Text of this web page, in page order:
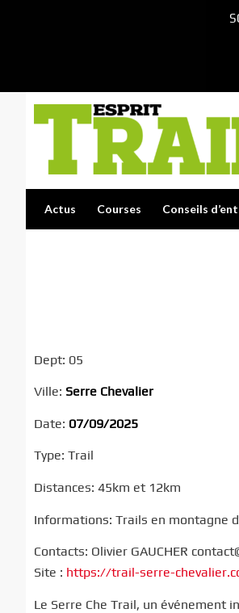
Actus Courses Conseils
Dept: 05
Ville: Serre Chevalier
Date: 07/09/2025
Type: Trail
Distances: 45km et 12km
Informations: Trails en montagne
Contacts: Olivier GAUCHER
Site : https://trail-serre-
Le Serre Che Trail, un événement